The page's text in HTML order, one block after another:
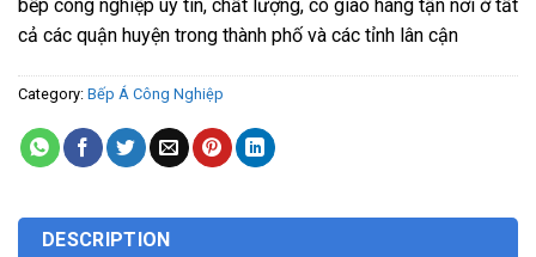
bếp công nghiệp uy tín, chất lượng, có giao hàng tận nơi ở tất
cả các quận huyện trong thành phố và các tỉnh lân cận
Category: Bếp Á Công Nghiệp
DESCRIPTION